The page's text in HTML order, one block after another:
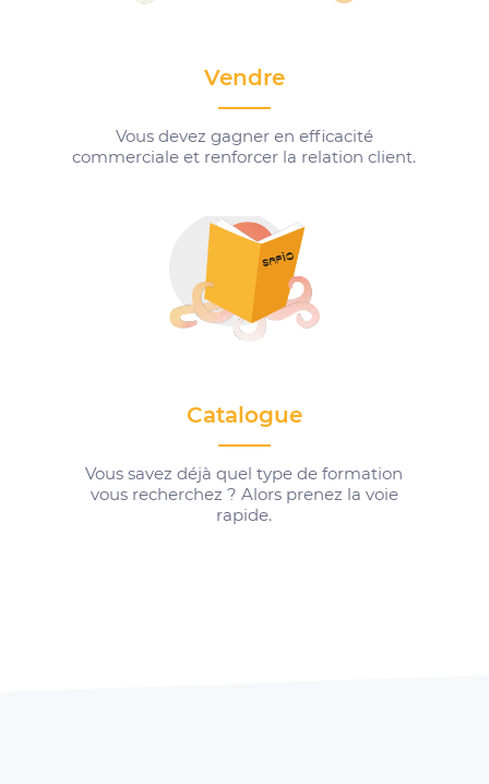
Vendre
Vous devez gagner en efficacité
commerciale et renforcer la relation client.
Catalogue
Vous savez déjà quel type de formation
vous recherchez ? Alors prenez la voie
rapide.